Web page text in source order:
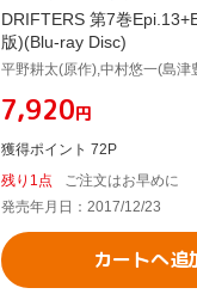
DRIFTERS 第7巻
版)(Blu-ray Disc)
¥7,920円
獲得ポイント 72P
残り1点
ご注文はお早めに
発売年月日：2017/12/23
カートへ追